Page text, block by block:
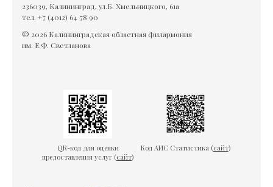
236039, Калининград, ул.Б. Хмельницкого, 61а
тел. +7 (4012) 64 78 90
© 2026 Калининградская областная филармония
им. Е.Ф. Светланова
QR-код для оценки
предоставления услуг (сайт)
Код АИС Статистика (сайт)